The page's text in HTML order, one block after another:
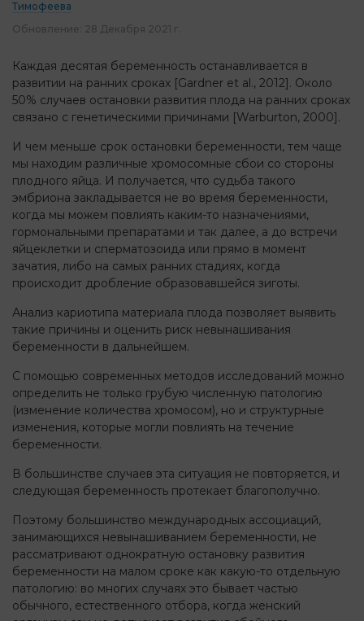
Комментарии (15)
Тимофеева
Обновление: 28 Декабря 2021 г.
Каждая десятая беременность останавливается в
развитии на ранних сроках [Gardner et al., 2012]. Около
50% случаев остановки развития плода на ранних сроках
связано с генетическими причинами [Warburton, 2000].
И чем меньше срок остановки беременности, тем чаще
мы находим различные хромосомные сбои со стороны
плодного яйца. И получается, что судьба такого
эмбриона закладывается не во время беременности,
когда мы можем повлиять каким-то назначениями,
гормональными препаратами и так далее, а до встречи
яйцеклетки и сперматозоида или прямо в момент
зачатия, либо на самых ранних стадиях, когда
происходит дробление образовавшейся зиготы.
Анализ кариотипа материала плода позволяет выявить
такие причины и оценить риск невынашивания
беременности в дальнейшем.
С помощью современных методов исследований можно
определить не только грубую численную патологию
(изменение количества хромосом), но и структурные
изменения, которые могли повлиять на течение
беременности.
В большинстве случаев эта ситуация не повторяется, и
следующая беременность протекает благополучно.
Поэтому большинство международных ассоциаций,
занимающихся невынашиванием беременности, не
рассматривают однократную остановку развития
беременности на малом сроке как какую-то отдельную
патологию: во многих случаях это бывает частью
обычного, естественного отбора, когда женский